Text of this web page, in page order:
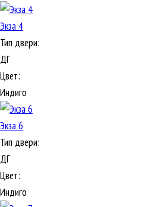
Экза 4
Тип двери:
ДГ
Цвет:
Индиго
Экза 6
Тип двери:
ДГ
Цвет:
Индиго